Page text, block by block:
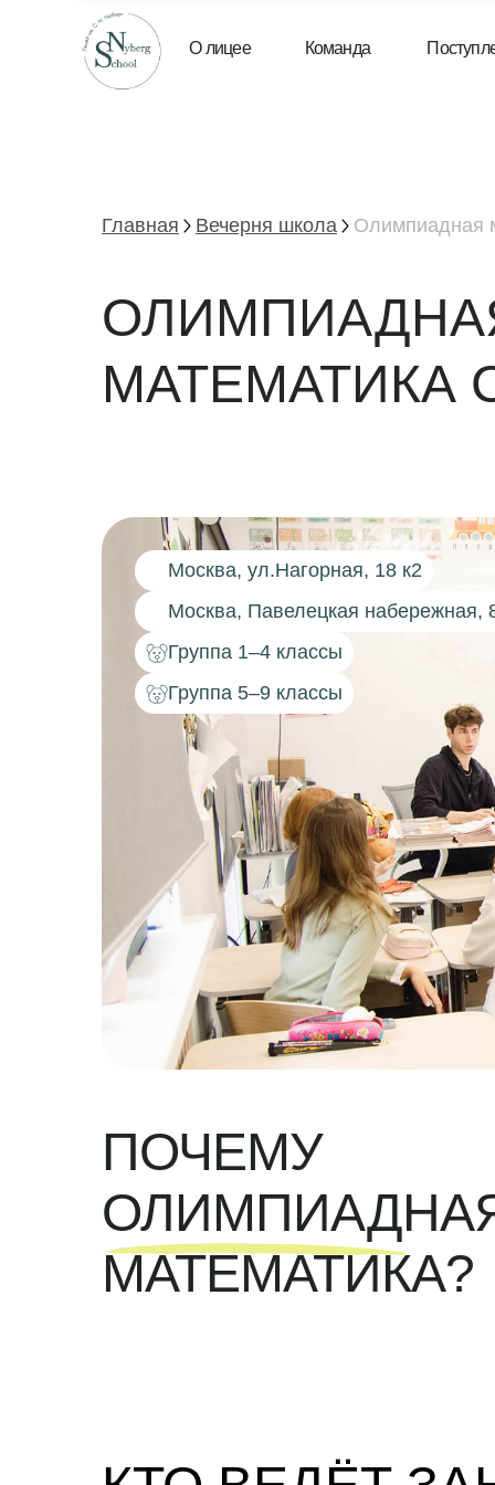
О лицее Команда Поступление
Москва, ул.Нагорная, 18 к2
Москва, Павелецкая набережная,
Группа 1–4 классы
Группа 5–9 классы
МАТЕМАТИКА С
Главная Вечерня школа Олимпиадная
ПОЧЕМУ
МАТЕМАТИКА?